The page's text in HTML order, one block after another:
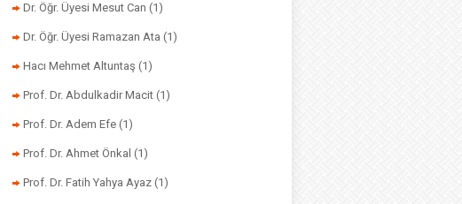
Dr. Öğr. Üyesi Mesut Can (1)
Dr. Öğr. Üyesi Ramazan Ata (1)
Hacı Mehmet Altuntaş (1)
Prof. Dr. Abdulkadir Macit (1)
Prof. Dr. Adem Efe (1)
Prof. Dr. Ahmet Önkal (1)
Prof. Dr. Fatih Yahya Ayaz (1)